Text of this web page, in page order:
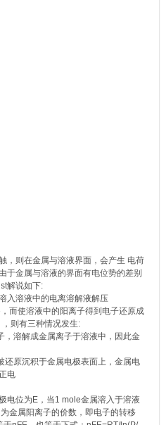
，则在金属与溶液界面，会产生 电荷
于金属与溶液的界面有电位势的差别
解说如下:
入溶液中的电离溶解液解压
而使溶液中的阳离子得到电子还原成
则有三种情况发生:
，溶解成金属离子于溶液中，因此金
还原沉积于金属电极表面上，金属电
电
电位为E，当1 mole金属溶入于溶液
金属阳离子的价数，即电子的转移